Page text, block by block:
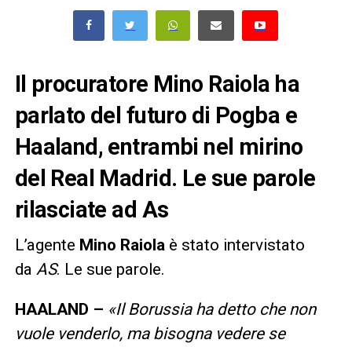
Il procuratore Mino Raiola ha
parlato del futuro di Pogba e
Haaland, entrambi nel mirino
del Real Madrid. Le sue parole
rilasciate ad As
L’agente Mino Raiola è stato intervistato
da AS. Le sue parole.
HAALAND – «Il Borussia ha detto che non
vuole venderlo, ma bisogna vedere se